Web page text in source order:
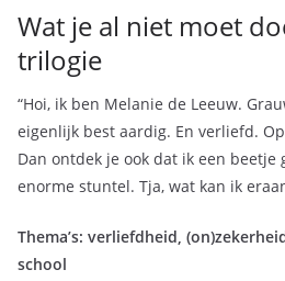
Wat je al niet moet
trilogie
“Hoi, ik ben Melanie de Leeuw.
eigenlijk best aardig. En verliefd.
Dan ontdek je ook dat ik een beetje
enorme stuntel. Tja, wat kan ik
Thema’s: verliefdheid,
school